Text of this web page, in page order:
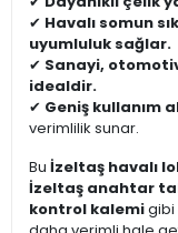
✔ Havalı somun
uyumluluk sağlar.
✔ Sanayi,
idealdir.
✔ Geniş kullanım
verimlilik sunar.
Bu İzeltaş havalı
İzeltaş anahtar
kontrol kalemigibi